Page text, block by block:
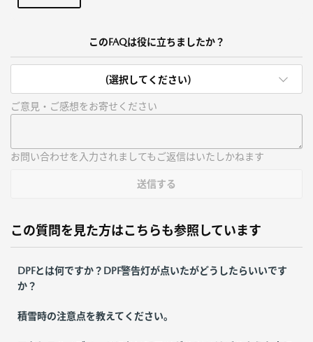
このFAQは役に立ちましたか？
(選択してください)
ご意見・ご感想をお寄せください
お問い合わせを入力されましてもご返信はいたしかねます
送信する
この質問を見た方はこちらも参照しています
DPFとは何ですか？DPF警告灯が点いたがどうしたらいいです
か？
積雪時の注意点を教えてください。